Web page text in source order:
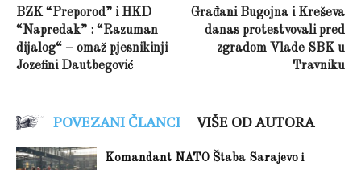
BZK “Preporod” i HKD
“Napredak” : “Razuman
dijalog“ – omaž pjesnikinji
Jozefini Dautbegović
Građani Bugojna i Kreševa
danas protestvovali pred
zgradom Vlade SBK u
Travniku
POVEZANI ČLANCI VIŠE OD AUTORA
Komandant NATO Štaba Sarajevo i